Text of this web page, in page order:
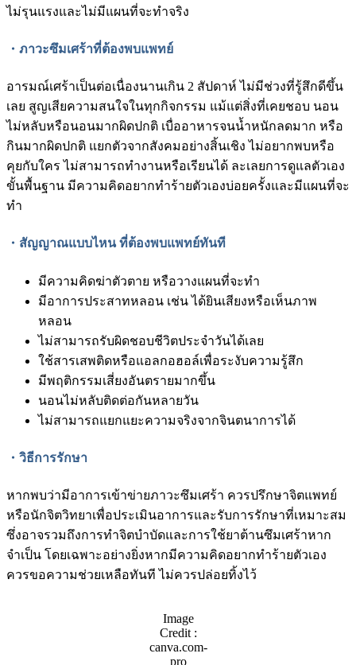
ไม่รุนแรงและไม่มีแผนที่จะทำจริง
・ภาวะซึมเศร้าที่ต้องพบแพทย์
อารมณ์เศร้าเป็นต่อเนื่องนานเกิน 2 สัปดาห์ ไม่มีช่วงที่รู้สึกดีขึ้น
เลย สูญเสียความสนใจในทุกกิจกรรม แม้แต่สิ่งที่เคยชอบ นอน
ไม่หลับหรือนอนมากผิดปกติ เบื่ออาหารจนน้ำหนักลดมาก หรือ
กินมากผิดปกติ แยกตัวจากสังคมอย่างสิ้นเชิง ไม่อยากพบหรือ
คุยกับใคร ไม่สามารถทำงานหรือเรียนได้ ละเลยการดูแลตัวเอง
ขั้นพื้นฐาน มีความคิดอยากทำร้ายตัวเองบ่อยครั้งและมีแผนที่จะ
ทำ
・สัญญาณแบบไหน ที่ต้องพบแพทย์ทันที
มีความคิดฆ่าตัวตาย หรือวางแผนที่จะทำ
มีอาการประสาทหลอน เช่น ได้ยินเสียงหรือเห็นภาพ
หลอน
ไม่สามารถรับผิดชอบชีวิตประจำวันได้เลย
ใช้สารเสพติดหรือแอลกอฮอล์เพื่อระงับความรู้สึก
มีพฤติกรรมเสี่ยงอันตรายมากขึ้น
นอนไม่หลับติดต่อกันหลายวัน
ไม่สามารถแยกแยะความจริงจากจินตนาการได้
・วิธีการรักษา
หากพบว่ามีอาการเข้าข่ายภาวะซึมเศร้า ควรปรึกษาจิตแพทย์
หรือนักจิตวิทยาเพื่อประเมินอาการและรับการรักษาที่เหมาะสม
ซึ่งอาจรวมถึงการทำจิตบำบัดและการใช้ยาต้านซึมเศร้าหาก
จำเป็น โดยเฉพาะอย่างยิ่งหากมีความคิดอยากทำร้ายตัวเอง
ควรขอความช่วยเหลือทันที ไม่ควรปล่อยทิ้งไว้
Image
Credit :
canva.com-
pro